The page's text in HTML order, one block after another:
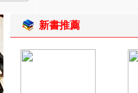
新書推薦